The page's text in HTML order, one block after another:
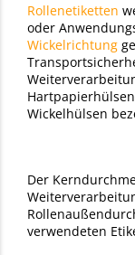
Rollenetiketten
oder
Wickelrichtung
Wickelhülsen
Der
verwendeten